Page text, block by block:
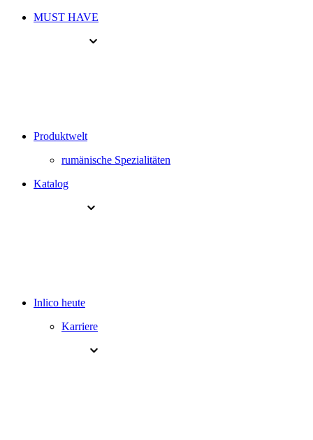
MUST HAVE
Produktwelt
rumänische Spezialitäten
Katalog
Inlico heute
Karriere